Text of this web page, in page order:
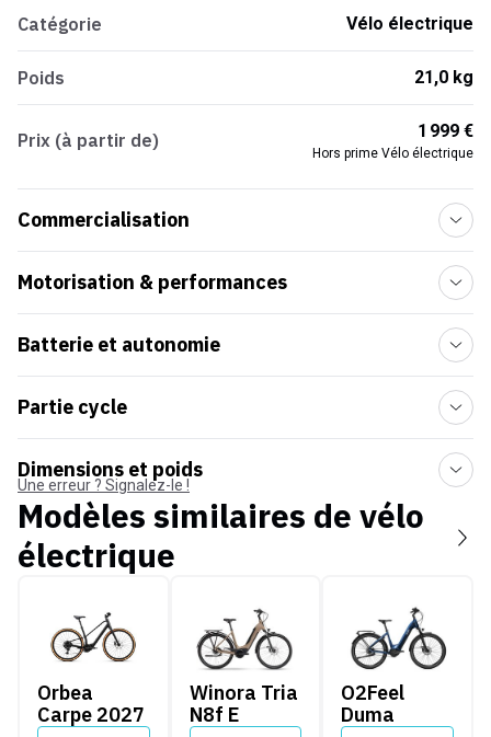
Catégorie Vélo électrique
Poids 21,0 kg
Prix (à partir de) 1 999 €
Hors prime Vélo électrique
Commercialisation
Motorisation & performances
Batterie et autonomie
Partie cycle
Dimensions et poids
Une erreur ? Signalez-le !
Modèles similaires de vélo
électrique
Orbea
Carpe 2027
Winora Tria N8f E
Winora Tria
N8f E
O2Feel Duma
O2Feel
Duma